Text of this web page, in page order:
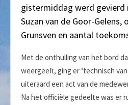
gistermiddag werd
Suzan van de Goor-Gelens,
Grunsven en aantal
Met de onthulling van het bord
weergeeft, ging er ‘technisch van
uiteraard een act van de
Na het officiële gedeelte was er